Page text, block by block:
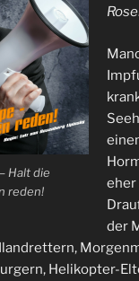
Halt die
reden!
eher
der
Helikopter-